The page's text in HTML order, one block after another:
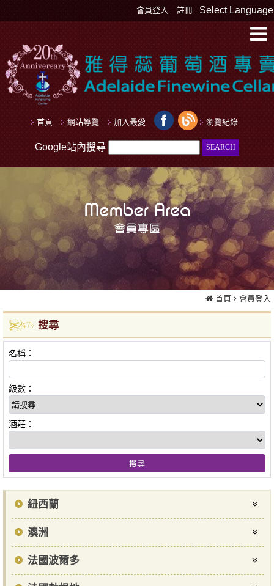
Select Language
會員登入 註冊
首頁 網站導覽 加入最愛 瀏覽紀錄
Google站內搜尋
首頁 會員登入
搜尋
名稱：
級數：
酒莊：
紐西蘭
澳洲
法國波爾多